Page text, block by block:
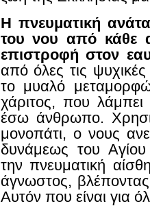
Η πνευματική
του νου από κάθε
επιστροφή στον
από όλες τις ψυχικές
το μυαλό
χάριτος, που
έσω άνθρωπο.
μονοπάτι, ο νους
δυνάμεως του
την πνευματική
άγνωστος,
Αυτόν που είναι για